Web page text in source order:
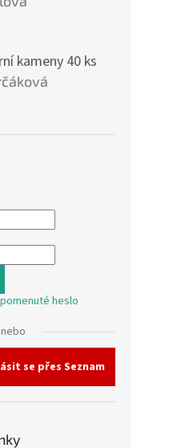
je 5 z 5 hvězdiček.
kameny 40 ks
je 5 z 5 hvězdiček.
heslo
nebo
se přes Seznam